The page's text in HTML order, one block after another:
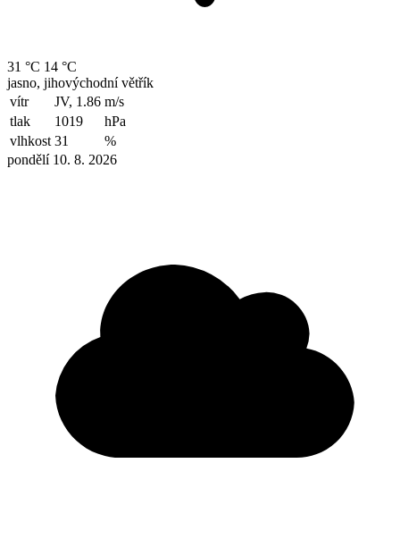
31 °C 14 °C
jasno, jihovýchodní větřík
vítr
JV, 1.86 m/s
tlak
1019
hPa
vlhkost 31
%
pondělí 10. 8. 2026